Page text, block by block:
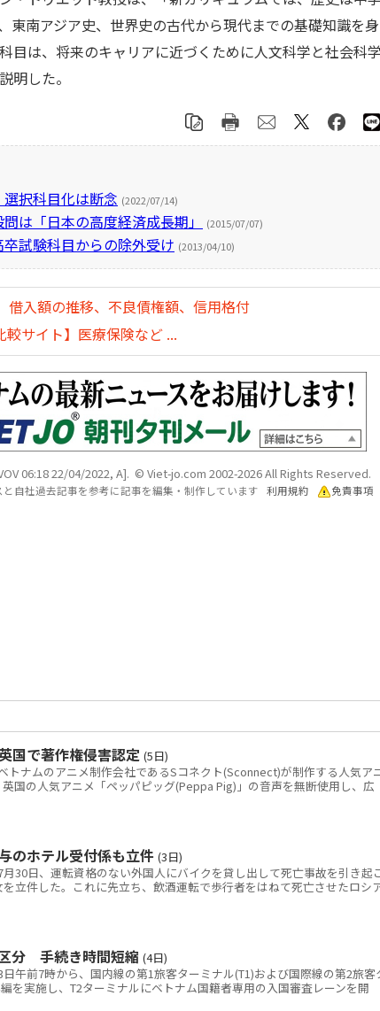
東南アジア史、世界史の古代から現代までの基礎知識を
目は、将来のキャリアに近づくために人文科学と社会科
明した。
択科目化は断念 (2022/07/14)
は「日本の高度経済成長期」 (2015/07/07)
試験科目からの除外受け (2013/04/10)
借入額の推移、不良債権額、信用格付
サイト】医療保険など ...
06:18 22/04/2022, A]. © Viet-jo.com 2002-2026 All Rights Reserved.
自社過去記事を参考に記事を編集・制作しています 利用規約 免責事項
国で著作権侵害認定 (5日)
トナムのアニメ制作会社であるSコネクト(Sconnect)が制作する人気ア
国の人気アニメ「ペッパピッグ(Peppa Pig)」の音声を無断使用し、広
のホテル受付係も立件 (3日)
30日、運転資格のない外国人にバイクを貸し出して死亡事故を引き起
立件した。これに先立ち、飲酒運転で歩行者をはねて死亡させたロシ
分 手続き時間短縮 (4日)
午前7時から、国内線の第1旅客ターミナル(T1)および国際線の第2旅客
を実施し、T2ターミナルにベトナム国籍者専用の入国審査レーンを開